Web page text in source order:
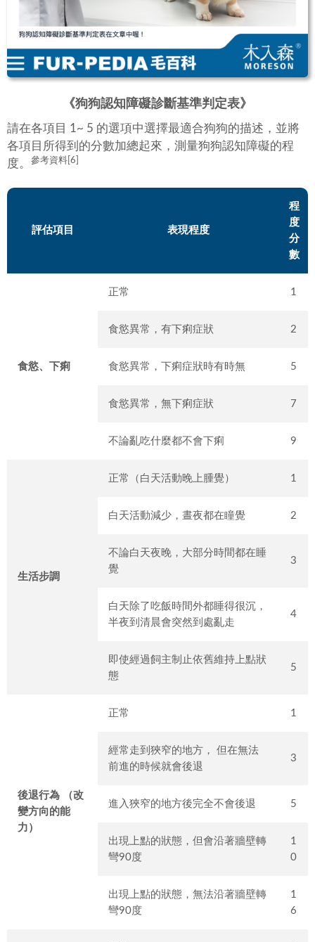
《狗狗認知障礙診斷基準判定表》
請在各項目 1~ 5 的選項中選擇最適合狗狗的描述，並將
各項目所得到的分數加總起來，測量狗狗認知障礙的程
度。
參考資料[6]
評估項目 表現程度
程
度
分
數
食慾、下痢
正常 1
食慾異常，有下痢症狀 2
食慾異常，下痢症狀時有時無 5
食慾異常，無下痢症狀 7
不論亂吃什麼都不會下痢 9
生活步調
正常（白天活動晚上腫覺） 1
白天活動減少，晝夜都在瞳覺 2
不論白天夜晚，大部分時間都在睡
覺
3
白天除了吃飯時間外都睡得很沉，
半夜到清晨會突然到處亂走
4
即使經過飼主制止依舊維持上點狀
態
5
後退行為 （改
變方向的能
力）
正常 1
經常走到狹窄的地方， 但在無法
前進的時候就會後退
3
進入狹窄的地方後完全不會後退 5
出現上點的狀態，但會沿著牆壁轉
彎90度
1
0
出現上點的狀態，無法沿著牆壁轉
彎90度
1
6